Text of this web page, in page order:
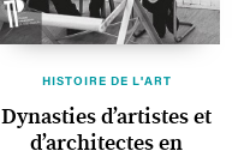
HISTOIRE DE L'ART
Dynasties d’artistes et
d’architectes en